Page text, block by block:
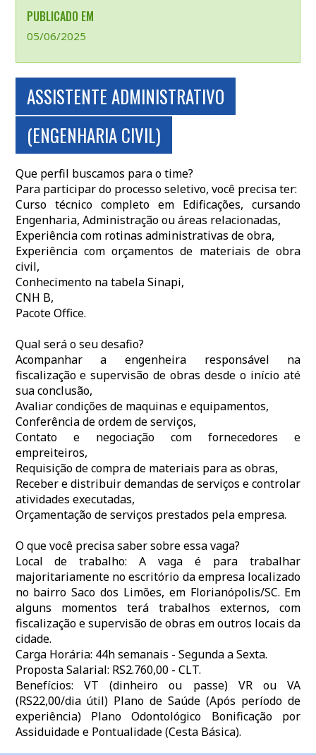
PUBLICADO EM
05/06/2025
ASSISTENTE ADMINISTRATIVO
(ENGENHARIA CIVIL)
Que perfil buscamos para o time?
Para participar do processo seletivo, você precisa ter:
Curso técnico completo em Edificações, cursando
Engenharia, Administração ou áreas relacionadas,
Experiência com rotinas administrativas de obra,
Experiência com orçamentos de materiais de obra
civil,
Conhecimento na tabela Sinapi,
CNH B,
Pacote Office.
Qual será o seu desafio?
Acompanhar a engenheira responsável na
fiscalização e supervisão de obras desde o início até
sua conclusão,
Avaliar condições de maquinas e equipamentos,
Conferência de ordem de serviços,
Contato e negociação com fornecedores e
empreiteiros,
Requisição de compra de materiais para as obras,
Receber e distribuir demandas de serviços e controlar
atividades executadas,
Orçamentação de serviços prestados pela empresa.
O que você precisa saber sobre essa vaga?
Local de trabalho: A vaga é para trabalhar
majoritariamente no escritório da empresa localizado
no bairro Saco dos Limões, em Florianópolis/SC. Em
alguns momentos terá trabalhos externos, com
fiscalização e supervisão de obras em outros locais da
cidade.
Carga Horária: 44h semanais - Segunda a Sexta.
Proposta Salarial: RS2.760,00 - CLT.
Benefícios: VT (dinheiro ou passe) VR ou VA
(RS22,00/dia útil) Plano de Saúde (Após período de
experiência) Plano Odontológico Bonificação por
Assiduidade e Pontualidade (Cesta Básica).